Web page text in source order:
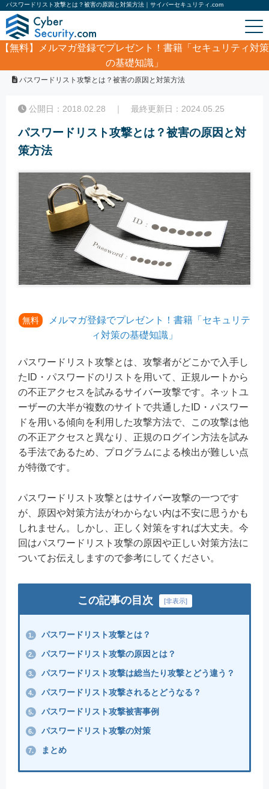
パスワードリスト攻撃とは？被害の原因と対策方法｜サイバーセキュリティ.com
【無料】
メルマガ登録でプレゼント！書籍「セキュリティ対策
の基礎知識」
パスワードリスト攻撃とは？被害の原因と対策方法
公開日：2018.02.28 ｜ 最終更新日：2024.05.25
パスワードリスト攻撃とは？被害の原因と対
策方法
無料
メルマガ登録でプレゼント！書籍「セキュリテ
ィ対策の基礎知識」
パスワードリスト攻撃とは、攻撃者がどこかで入手し
たID・パスワードのリストを用いて、正規ルートから
の不正アクセスを試みるサイバー攻撃です。ネットユ
ーザーの大半が複数のサイトで共通したID・パスワー
ドを用いる傾向を利用した攻撃方法で、この攻撃は他
の不正アクセスと異なり、正規のログイン方法を試み
る手法であるため、プログラムによる検出が難しい点
が特徴です。
パスワードリスト攻撃とはサイバー攻撃の一つです
が、原因や対策方法がわからない内は不安に思うかも
しれません。しかし、正しく対策をすれば大丈夫。今
回はパスワードリスト攻撃の原因や正しい対策方法に
ついてお伝えしますので参考にしてください。
この記事の目次 [非表示]
1. パスワードリスト攻撃とは？
2. パスワードリスト攻撃の原因とは？
3. パスワードリスト攻撃は総当たり攻撃とどう違う？
4. パスワードリスト攻撃されるとどうなる？
5. パスワードリスト攻撃被害事例
6. パスワードリスト攻撃の対策
7. まとめ